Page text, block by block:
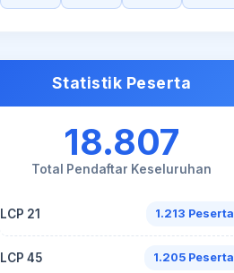
Statistik Peserta
18.807
Total Pendaftar Keseluruhan
LCP 21 1.213 Peserta
LCP 45 1.205 Peserta